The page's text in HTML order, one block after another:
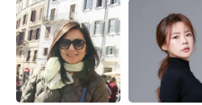
간이지만 ..! 열심히 서
ㅠㅠ 룸메가 아닌 다
을 찍어드렸습니다
좋은 시간이었네요
기였습니다 댕큐 쏘마